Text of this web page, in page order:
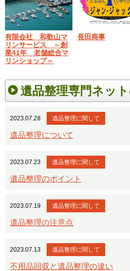
有限会社 和歌山マ
リンサービス ～創
業41年 老舗総合マ
リンショップ～
長田商事
遺品整理専門ネッ
2023.07.28 遺品整理に関して
遺品整理について
2023.07.23 遺品整理に関して
遺品整理のポイント
2023.07.19 遺品整理に関して
遺品整理の注意点
2023.07.13 遺品整理に関して
不用品回収と遺品整理の違い